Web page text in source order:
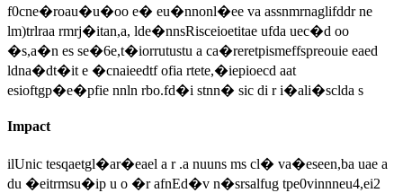
f0cne�roau�u�oo e� eu�nnonl�ee va assnmrnaglifddr ne
lm)trlraa rmrj�itan,a, lde�nnsRisceioetitae ufda uec�d oo
�s,a�n es se�6e,t�iorrutustu a ca�reretpismeffspreouie eaed
ldna�dt�it e �cnaieedtf ofia rtete,�iepioecd aat
esioftgp�e�pfie nnln rbo.fd�i stnn� sic di r i�ali�sclda s
Impact
ilUnic tesqaetgl�ar�eael a r .a nuuns ms cl� va�eseen,ba uae a
du �eitrmsu�ip u o �r afnEd�v n�srsalfug tpe0vinnneu4,ei2